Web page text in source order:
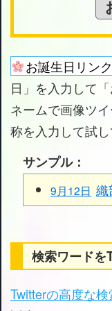
お誕生日リンク
日」を入力して
ネームで画像ツ
称を入力して試し
サンプル：
9月12日 織
検索ワードを
Twitterの高度な検